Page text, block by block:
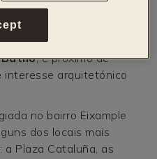
de luxo nacionais e
de Barcelona
célebre edifício de
Batlló, e próximo de
arquitetónico
no bairro Eixample
dos locais mais
a Plaza Cataluña, as